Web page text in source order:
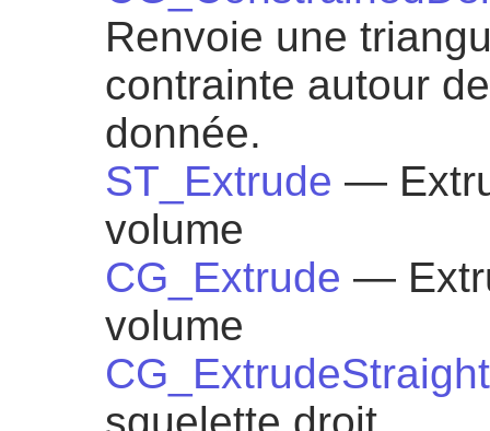
Renvoie une
contrainte autour
donnée.
ST_Extrude —
volume
CG_Extrude —
volume